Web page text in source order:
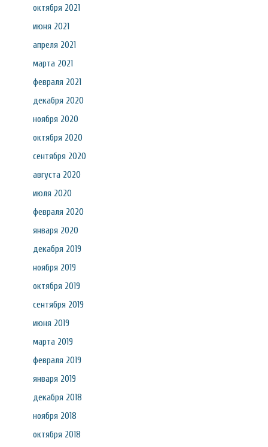
октября 2021
июня 2021
апреля 2021
марта 2021
февраля 2021
декабря 2020
ноября 2020
октября 2020
сентября 2020
августа 2020
июля 2020
февраля 2020
января 2020
декабря 2019
ноября 2019
октября 2019
сентября 2019
июня 2019
марта 2019
февраля 2019
января 2019
декабря 2018
ноября 2018
октября 2018